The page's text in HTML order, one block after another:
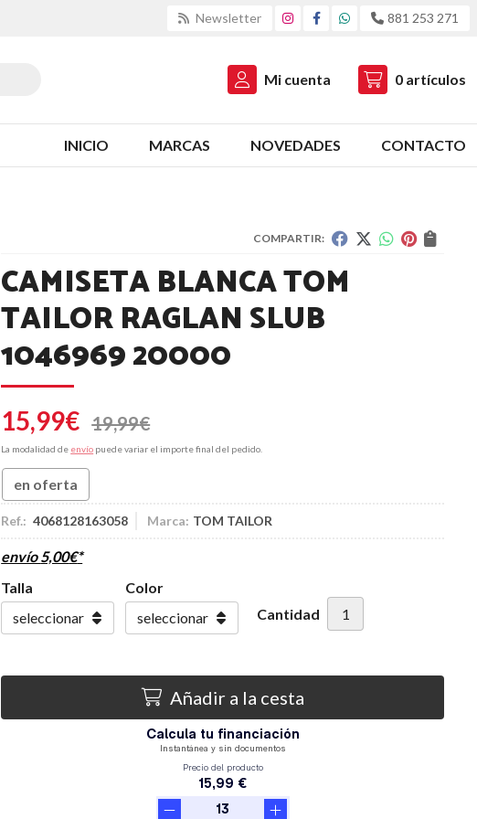
Newsletter 881 253 271
Mi cuenta 0 artículos
INICIO MARCAS NOVEDADES CONTACTO
COMPARTIR:
CAMISETA BLANCA TOM
TAILOR RAGLAN SLUB
1046969 20000
15,99€ 19,99€
La modalidad de envío puede variar el importe final del pedido.
en oferta
Ref.: 4068128163058 Marca: TOM TAILOR
envío5,00€*
Talla
Color
Cantidad
Añadir a la cesta